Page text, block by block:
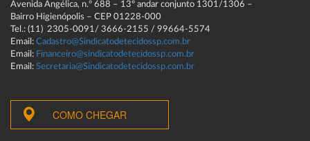
Avenida Angélica, n.º 688 – 13º andar conjunto 1301/1306 –
Bairro Higienópolis – CEP 01228-000
Tel.: (11) 2305-0091/ 3666-2155 / 99664-5574
Email: Cadastro@Sindicatodetecidossp.com.br
Email: Financeiro@sindicatodetecidossp.com.br
Email: Secretaria@Sindicatodetecidossp.com.br
COMO CHEGAR